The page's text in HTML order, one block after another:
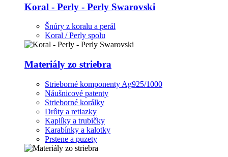
Koral - Perly - Perly Swarovski
Šnúry z koralu a perál
Koral / Perly spolu
Materiály zo striebra
Strieborné komponenty Ag925/1000
Náušnicové patenty
Strieborné korálky
Drôty a retiazky
Kaplíky a trubičky
Karabínky a kalotky
Prstene a puzety